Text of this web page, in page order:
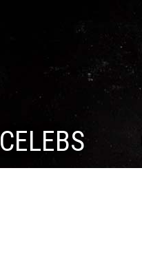
CELEBS